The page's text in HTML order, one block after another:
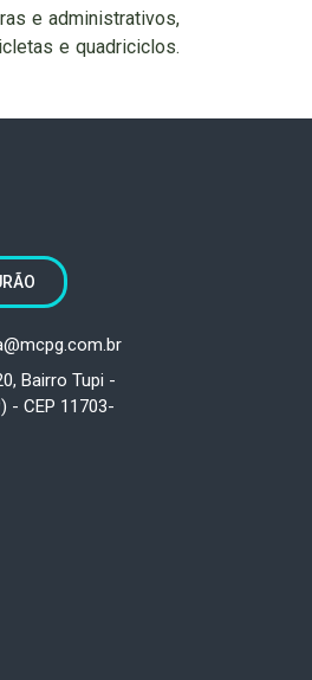
e administrativos,
e quadriciclos.
Bairro Tupi -
- CEP 11703-